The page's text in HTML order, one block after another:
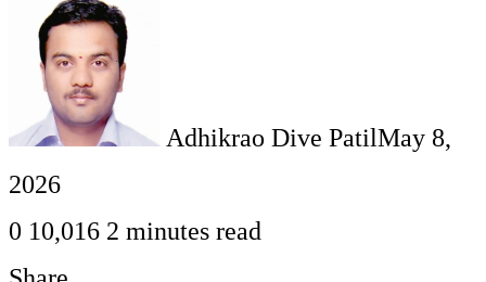
Adhikrao Dive PatilMay 8,
2026
0 10,016 2 minutes read